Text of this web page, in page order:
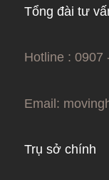
Tổng đài tư
Hotline : 0907
Email:
Trụ sở chính